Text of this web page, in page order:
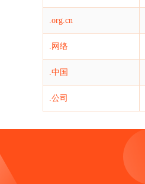
.org.cn
.网络
.中国
.公司